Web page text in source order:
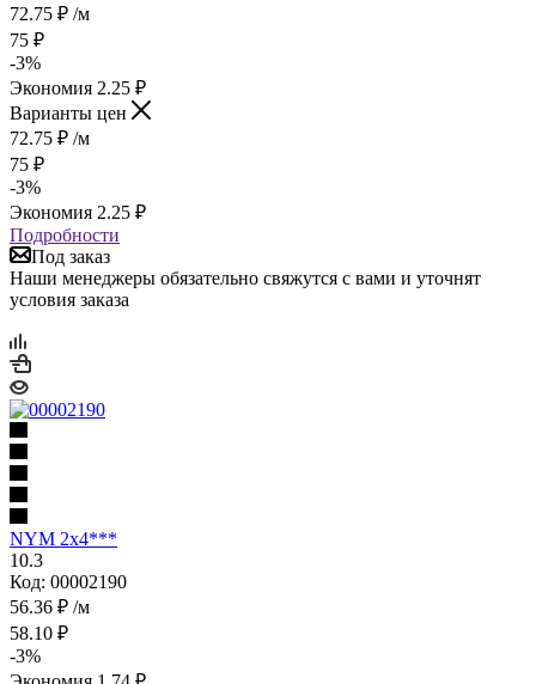
72.75 ₽ /м
75 ₽
-3%
Экономия 2.25 ₽
Варианты цен
72.75 ₽ /м
75 ₽
-3%
Экономия 2.25 ₽
Подробности
Под заказ
Наши менеджеры обязательно свяжутся с вами и уточнят
условия заказа
NYM 2х4***
10.3
Код: 00002190
56.36 ₽ /м
58.10 ₽
-3%